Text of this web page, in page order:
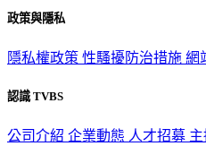
政策與隱私
隱私權政策 性騷擾防治措施 網
認識 TVBS
公司介紹 企業動態 人才招募